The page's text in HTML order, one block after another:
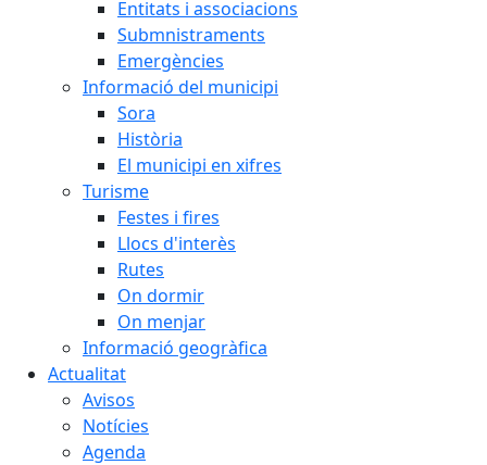
Entitats i associacions
Submnistraments
Emergències
Informació del municipi
Sora
Història
El municipi en xifres
Turisme
Festes i fires
Llocs d'interès
Rutes
On dormir
On menjar
Informació geogràfica
Actualitat
Avisos
Notícies
Agenda